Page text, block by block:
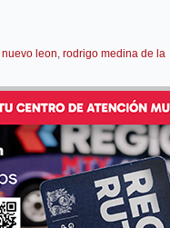
nuevo leon, rodrigo medina de la